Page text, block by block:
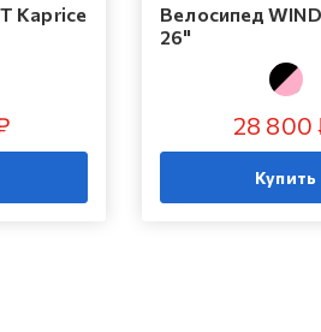
Kaprice
Велосипед
26"
28 800
Купить